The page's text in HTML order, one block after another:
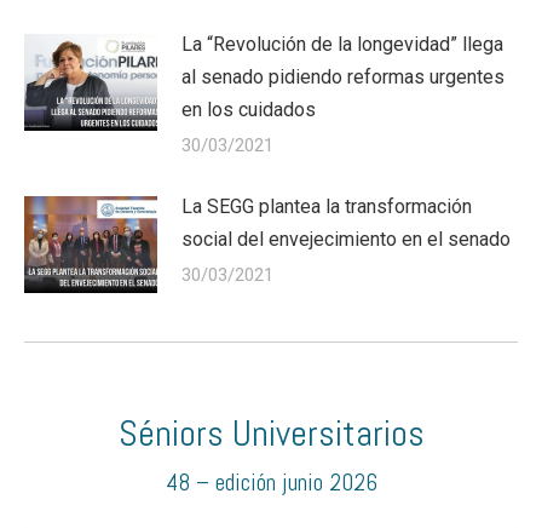
La “Revolución de la longevidad” llega
al senado pidiendo reformas urgentes
en los cuidados
30/03/2021
La SEGG plantea la transformación
social del envejecimiento en el senado
30/03/2021
Séniors Universitarios
48 – edición junio 2026